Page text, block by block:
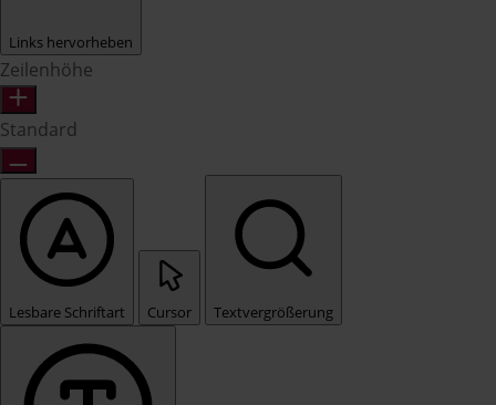
Links hervorheben
Zeilenhöhe
Standard
Lesbare Schriftart Cursor Textvergrößerung